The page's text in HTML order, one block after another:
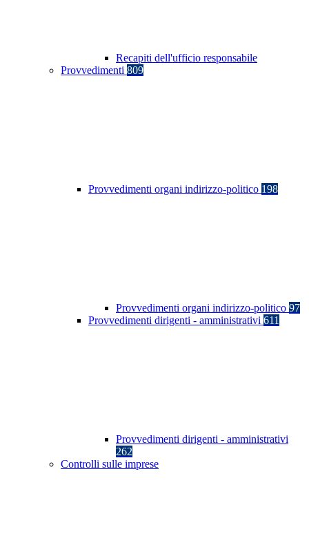
Recapiti dell'ufficio responsabile
Provvedimenti 809
Provvedimenti organi indirizzo-politico 198
Provvedimenti organi indirizzo-politico 97
Provvedimenti dirigenti - amministrativi 611
Provvedimenti dirigenti - amministrativi
262
Controlli sulle imprese